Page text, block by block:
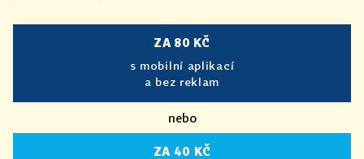
ZA 80 KČ
s mobilní aplikací
a bez reklam
nebo
ZA 40 KČ